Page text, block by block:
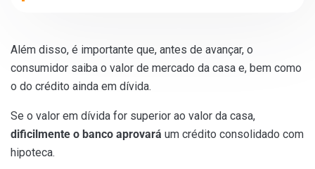
Além disso, é importante que, antes de avançar, o
consumidor saiba o valor de mercado da casa e, bem como
o do crédito ainda em dívida.
Se o valor em dívida for superior ao valor da casa,
dificilmente o banco aprovará um crédito consolidado com
hipoteca.